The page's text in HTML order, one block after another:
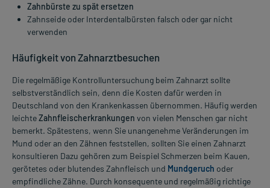
Zahnbürste zu spät ersetzen
Zahnseide oder Interdentalbürsten falsch oder gar nicht
verwenden
Häufigkeit von Zahnarztbesuchen
Die regelmäßige Kontrolluntersuchung beim Zahnarzt sollte
selbstverständlich sein, denn die Kosten dafür werden in
Deutschland von den Krankenkassen übernommen. Häufig werden
leichteZahnfleischerkrankungen von vielen Menschen gar nicht
bemerkt. Spätestens, wenn Sie unangenehme Veränderungen im
Mund oder an den Zähnen feststellen, sollten Sie einen Zahnarzt
konsultieren Dazu gehören zum Beispiel Schmerzen beim Kauen,
gerötetes oder blutendes Zahnfleisch und Mundgeruch oder
empfindliche Zähne. Durch konsequente und regelmäßig richtige